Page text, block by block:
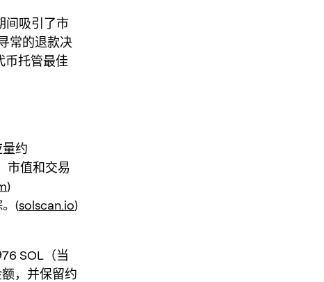
间吸引了市
常的退款决
币托管最佳
约
市值和交易
)
(solscan.io)
SOL（当
，并保留约